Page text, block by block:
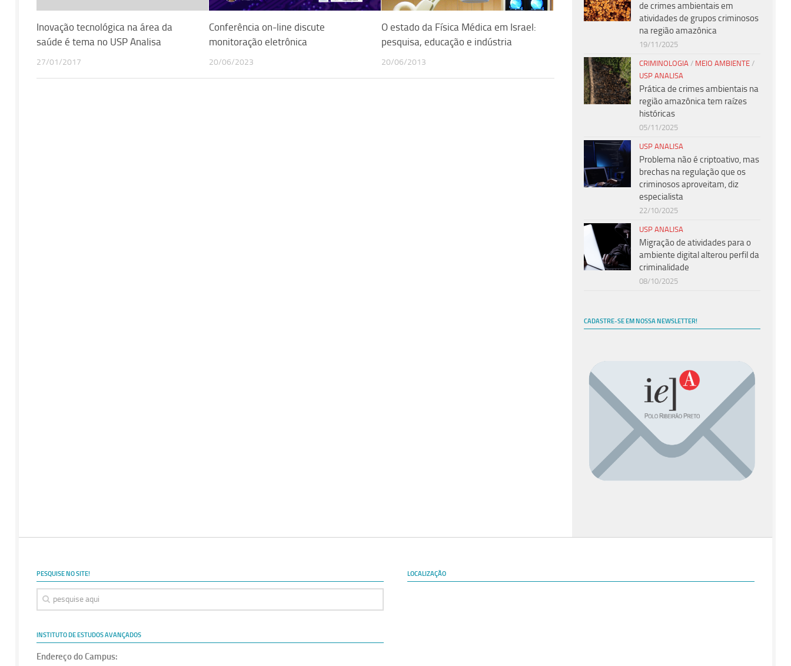
Inovação tecnológica na área da
saúde é tema no USP Analisa
27/01/2017
Conferência on-line discute
monitoração eletrônica
20/06/2023
O estado da Física Médica em Israel:
pesquisa, educação e indústria
20/06/2013
de crimes ambientais em
atividades de grupos criminosos
na região amazônica
19/11/2025
CRIMINOLOGIA / MEIO AMBIENTE /
USP ANALISA
Prática de crimes ambientais na
região amazônica tem raízes
históricas
05/11/2025
USP ANALISA
Problema não é criptoativo, mas
brechas na regulação que os
criminosos aproveitam, diz
especialista
22/10/2025
USP ANALISA
Migração de atividades para o
ambiente digital alterou perfil da
criminalidade
08/10/2025
CADASTRE-SE EM NOSSA NEWSLETTER!
PESQUISE NO SITE!
INSTITUTO DE ESTUDOS AVANÇADOS
Endereço do Campus:
LOCALIZAÇÃO